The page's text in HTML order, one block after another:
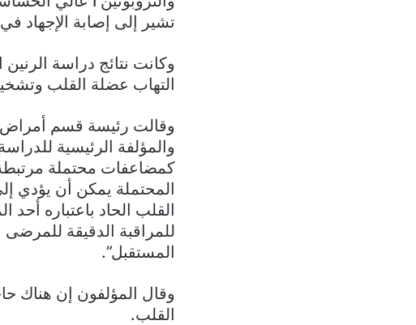
تشير إلى إصابة الإجهاد
التهاب عضلة القلب
وقالت رئيسة قسم
والمؤلفة الرئيسية
كمضاعفات محتملة مرتبطة
المحتملة يمكن أن يؤدي
القلب الحاد باعتباره
للمراقبة الدقيقة
المستقبل”.
وقال المؤلفون إن هناك
القلب.